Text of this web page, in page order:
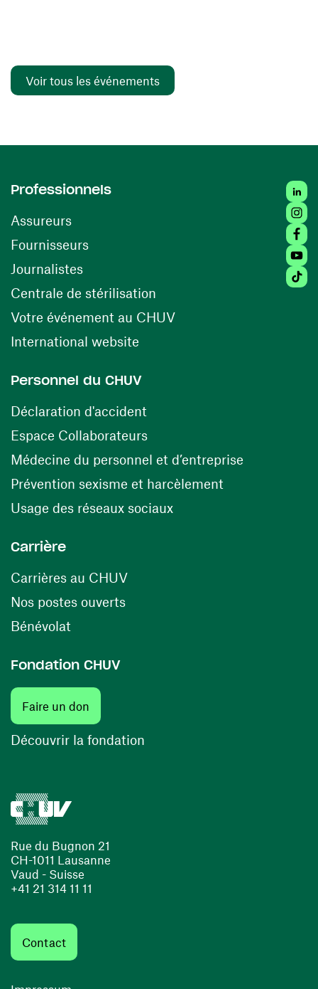
Voir tous les événements
Rue du Bugnon 21
CH-1011 Lausanne
Vaud - Suisse
+41 21 314 11 11
Contact
Professionnels
Assureurs
Fournisseurs(ouvre une nouvelle fenêtre)
Journalistes
Centrale de stérilisation (ouvre une nouvelle
Votre événement au CHUV(ouvre une nouvelle
International website
Personnel du CHUV
Déclaration d'accident
Espace Collaborateurs(ouvre une nouvelle fenêtre)
Médecine du personnel et d’entreprise
Prévention sexisme et harcèlement
Usage des réseaux sociaux(ouvre une nouvelle
Carrière
Carrières au CHUV(ouvre une nouvelle fenêtre)
Nos postes ouverts(ouvre une nouvelle fenêtre)
Bénévolat
Fondation CHUV
Faire un don
Découvrir la fondation